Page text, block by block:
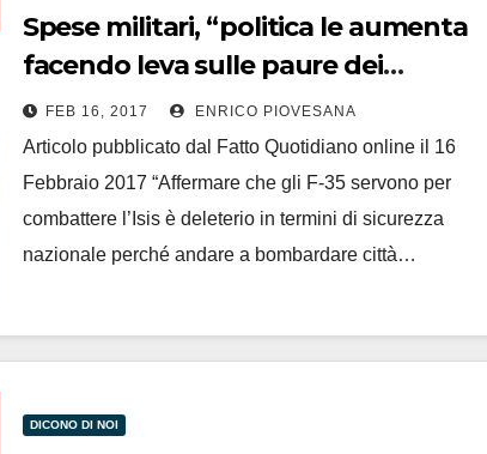
Spese militari, “politica le aumenta
facendo leva sulle paure dei
cittadini”
FEB 16, 2017 ENRICO PIOVESANA
Articolo pubblicato dal Fatto Quotidiano online il 16
Febbraio 2017 “Affermare che gli F-35 servono per
combattere l’Isis è deleterio in termini di sicurezza
nazionale perché andare a bombardare città…
DICONO DI NOI